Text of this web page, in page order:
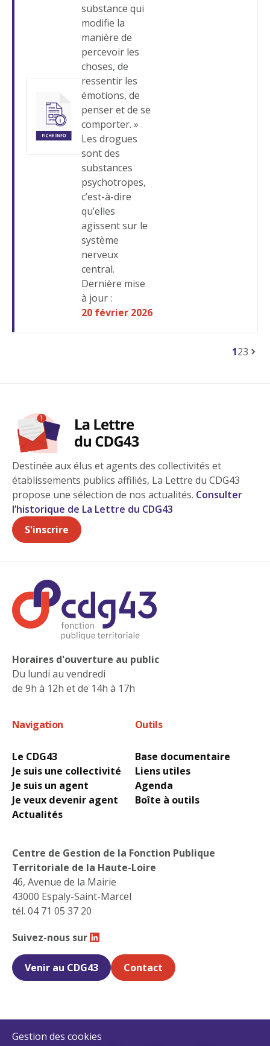
substance qui
modifie la
manière de
percevoir les
choses, de
ressentir les
émotions, de
penser et de se
comporter. »
Les drogues
sont des
substances
psychotropes,
c’est-à-dire
qu’elles
agissent sur le
système
nerveux
central.
Dernière mise
à jour :
20 février 2026
123
Destinée aux élus et agents des collectivités et
établissements publics affiliés, La Lettre du CDG43
propose une sélection de nos actualités. Consulter
l’historique de La Lettre du CDG43
S'inscrire
Horaires d'ouverture au public
Du lundi au vendredi
de 9h à 12h et de 14h à 17h
Navigation
Le CDG43
Je suis une collectivité
Je suis un agent
Je veux devenir agent
Actualités
Outils
Base documentaire
Liens utiles
Agenda
Boîte à outils
Centre de Gestion de la Fonction Publique
Territoriale de la Haute-Loire
46, Avenue de la Mairie
43000 Espaly-Saint-Marcel
tél. 04 71 05 37 20
Suivez-nous sur
Retrouvez-nous sur Linkedin
Venir au CDG43
Contact
Gestion des cookies